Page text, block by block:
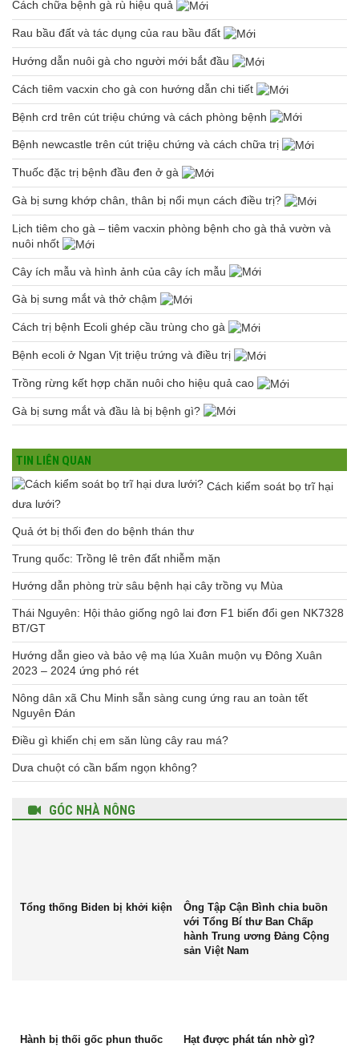
Cách chữa bệnh gà rù hiệu quả
Rau bầu đất và tác dụng của rau bầu đất
Hướng dẫn nuôi gà cho người mới bắt đầu
Cách tiêm vacxin cho gà con hướng dẫn chi tiết
Bệnh crd trên cút triệu chứng và cách phòng bệnh
Bệnh newcastle trên cút triệu chứng và cách chữa trị
Thuốc đặc trị bệnh đầu đen ở gà
Gà bị sưng khớp chân, thân bị nổi mụn cách điều trị?
Lịch tiêm cho gà – tiêm vacxin phòng bệnh cho gà thả vườn và
nuôi nhốt
Cây ích mẫu và hình ảnh của cây ích mẫu
Gà bị sưng mắt và thở chậm
Cách trị bệnh Ecoli ghép cầu trùng cho gà
Bệnh ecoli ở Ngan Vịt triệu trứng và điều trị
Trồng rừng kết hợp chăn nuôi cho hiệu quả cao
Gà bị sưng mắt và đầu là bị bệnh gì?
TIN LIÊN QUAN
Cách kiểm soát bọ trĩ hại
dưa lưới?
Quả ớt bị thối đen do bệnh thán thư
Trung quốc: Trồng lê trên đất nhiễm mặn
Hướng dẫn phòng trừ sâu bệnh hại cây trồng vụ Mùa
Thái Nguyên: Hội thảo giống ngô lai đơn F1 biến đổi gen NK7328
BT/GT
Hướng dẫn gieo và bảo vệ mạ lúa Xuân muộn vụ Đông Xuân
2023 – 2024 ứng phó rét
Nông dân xã Chu Minh sẵn sàng cung ứng rau an toàn tết
Nguyên Đán
Điều gì khiến chị em săn lùng cây rau má?
Dưa chuột có cần bấm ngọn không?
GÓC NHÀ NÔNG
Tổng thống Biden bị khởi kiện
Ông Tập Cận Bình chia buồn
với Tổng Bí thư Ban Chấp
hành Trung ương Đảng Cộng
sản Việt Nam
Hành bị thối gốc phun thuốc
Hạt được phát tán nhờ gì?